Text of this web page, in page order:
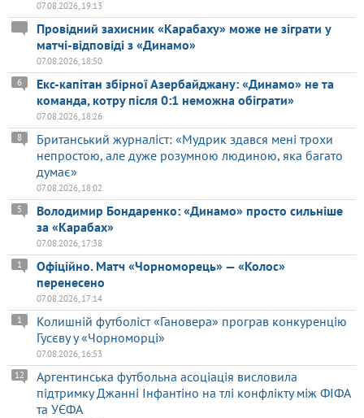
07.08.2026, 19:13
Провідний захисник «Карабаху» може не зіграти у
матчі-відповіді з «Динамо»
07.08.2026, 18:50
Екс-капітан збірної Азербайджану: «Динамо» не та
команда, котру після 0:1 неможна обіграти»
6
07.08.2026, 18:26
Британський журналіст: «Мудрик здався мені трохи
непростою, але дуже розумною людиною, яка багато
думає»
8
07.08.2026, 18:02
Володимир Бондаренко: «Динамо» просто сильніше
за «Карабах»
5
07.08.2026, 17:38
Офіційно. Матч «Чорноморець» — «Колос»
перенесено
1
07.08.2026, 17:14
Колишній футболіст «Гановера» програв конкуренцію
Гусєву у «Чорноморці»
1
07.08.2026, 16:53
Аргентинська футбольна асоціація висловила
підтримку Джанні Інфантіно на тлі конфлікту між ФІФА
та УЄФА
12